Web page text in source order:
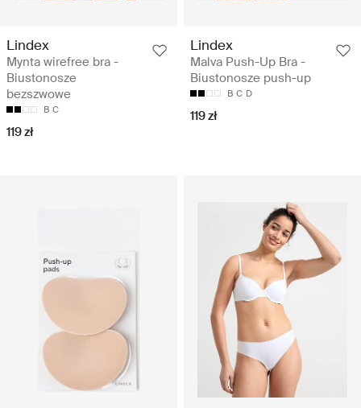
Lindex
Mynta wirefree bra -
Biustonosze
bezszwowe
B C
119 zł
Lindex
Malva Push-Up Bra -
Biustonosze push-up
B C D
119 zł